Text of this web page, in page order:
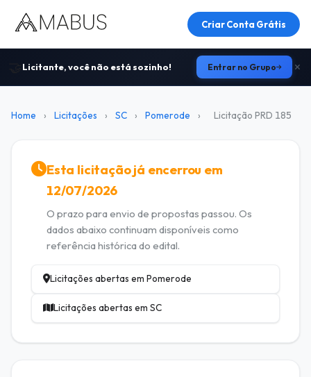
Criar Conta Grátis
Licitante, você não está sozinho! Entrar no Grupo
Home › Licitações › SC › Pomerode › Licitação PRD 185
Esta licitação já encerrou em
12/07/2026
O prazo para envio de propostas passou. Os
dados abaixo continuam disponíveis como
referência histórica do edital.
Licitações abertas em Pomerode
Licitações abertas em SC